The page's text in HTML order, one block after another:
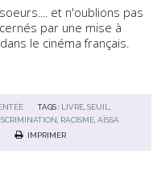
et n'oublions pas
par une mise à
le cinéma français.
TAGS : LIVRE ,SEUIL
RACISME ,AÏSSA
IMPRIMER